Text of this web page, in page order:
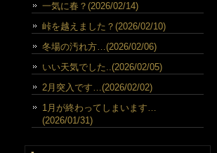
一気に春？(2026/02/14)
峠を越えました？(2026/02/10)
冬場の汚れ方…(2026/02/06)
いい天気でした..(2026/02/05)
2月突入です…(2026/02/02)
1月が終わってしまいます…
(2026/01/31)